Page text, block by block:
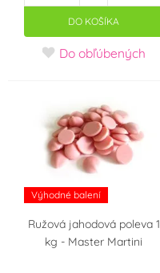
DO KOŠÍKA
Do obľúbených
Výhodné balení
Ružová jahodová poleva 1
kg - Master Martini